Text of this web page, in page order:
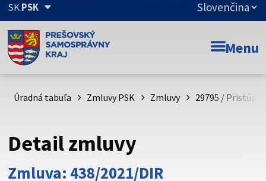
SKPSK
Doména psk.sk je oficiálna
Toto je oficiálna webová stránka Prešovského
psk.sk.
Buďte pozorní a vždy sa uistite, že zdieľate informácie iba
cez zabezpečenú webovú stránku. Zabezpečená stránka
vždy začína https:// pred názvom domény webového sídla.
Menu
Úradná tabuľa Zmluvy PSK Zmluvy 29795 /
Detail zmluvy
Zmluva: 438/2021/DIR